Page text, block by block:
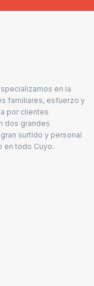
en la
familiares, esfuerzo y
por clientes
dos grandes
surtido y personal
en todo Cuyo.